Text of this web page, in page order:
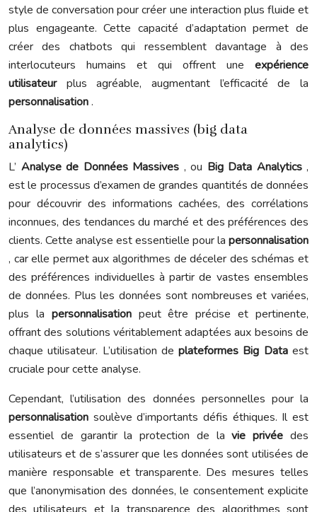
style de conversation pour créer une interaction plus fluide et
plus engageante. Cette capacité d’adaptation permet de
créer des chatbots qui ressemblent davantage à des
interlocuteurs humains et qui offrent une expérience
utilisateur plus agréable, augmentant l’efficacité de la
personnalisation.
Analyse de données massives (big data
analytics)
L’ Analyse de Données Massives , ou Big Data Analytics ,
est le processus d’examen de grandes quantités de données
pour découvrir des informations cachées, des corrélations
inconnues, des tendances du marché et des préférences des
clients. Cette analyse est essentielle pour la personnalisation
, car elle permet aux algorithmes de déceler des schémas et
des préférences individuelles à partir de vastes ensembles
de données. Plus les données sont nombreuses et variées,
plus la personnalisation peut être précise et pertinente,
offrant des solutions véritablement adaptées aux besoins de
chaque utilisateur. L’utilisation deplateformes Big Dataest
cruciale pour cette analyse.
Cependant, l’utilisation des données personnelles pour la
personnalisation soulève d’importants défis éthiques. Il est
essentiel de garantir la protection de lavie privéedes
utilisateurs et de s’assurer que les données sont utilisées de
manière responsable et transparente. Des mesures telles
que l’anonymisation des données, le consentement explicite